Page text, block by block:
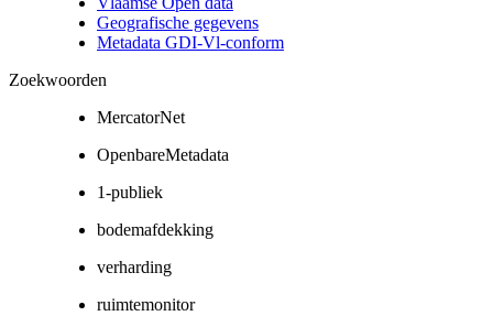
Geografische gegevens
Metadata GDI-Vl-conform
Zoekwoorden
MercatorNet
OpenbareMetadata
1-publiek
bodemafdekking
verharding
ruimtemonitor